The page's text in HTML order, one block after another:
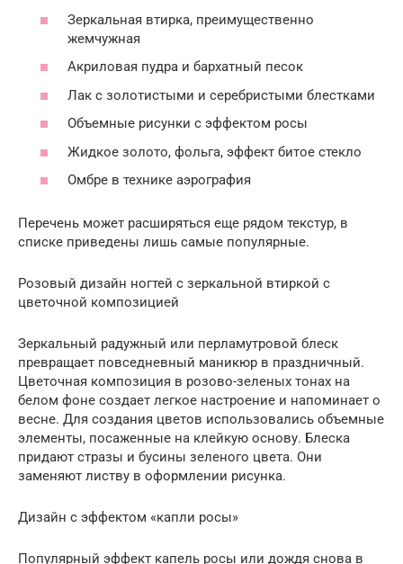
Зеркальная втирка, преимущественно
жемчужная
Акриловая пудра и бархатный песок
Лак с золотистыми и серебристыми блестками
Объемные рисунки с эффектом росы
Жидкое золото, фольга, эффект битое стекло
Омбре в технике аэрография
Перечень может расширяться еще рядом текстур, в
списке приведены лишь самые популярные.
Розовый дизайн ногтей с зеркальной втиркой с
цветочной композицией
Зеркальный радужный или перламутровой блеск
превращает повседневный маникюр в праздничный.
Цветочная композиция в розово-зеленых тонах на
белом фоне создает легкое настроение и напоминает о
весне. Для создания цветов использовались объемные
элементы, посаженные на клейкую основу. Блеска
придают стразы и бусины зеленого цвета. Они
заменяют листву в оформлении рисунка.
Дизайн с эффектом «капли росы»
Популярный эффект капель росы или дождя снова в